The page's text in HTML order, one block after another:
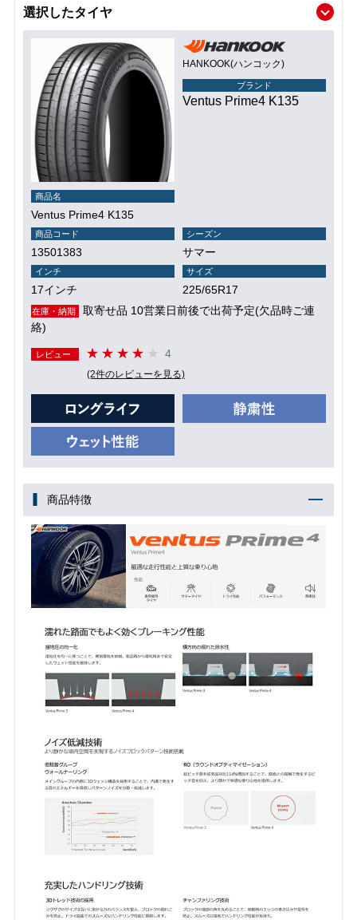
選択したタイヤ
HANKOOK(ハンコック)
ブランド
Ventus Prime4 K135
商品名
Ventus Prime4 K135
商品コード
13501383
シーズン
サマー
インチ
17インチ
サイズ
225/65R17
在庫・納期
取寄せ品 10営業日前後で出荷予定(欠品時ご連
絡)
レビュー 4
(2件のレビューを見る)
商品特徴